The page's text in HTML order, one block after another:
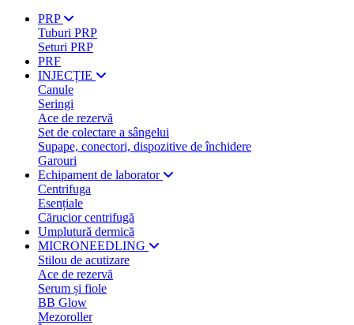
PRP
Tuburi PRP
Seturi PRP
PRF
INJECȚIE
Canule
Seringi
Ace de rezervă
Set de colectare a sângelui
Supape, conectori, dispozitive de închidere
Garouri
Echipament de laborator
Centrifuga
Esențiale
Cărucior centrifugă
Umplutură dermică
MICRONEEDLING
Stilou de acutizare
Ace de rezervă
Serum și fiole
BB Glow
Mezoroller